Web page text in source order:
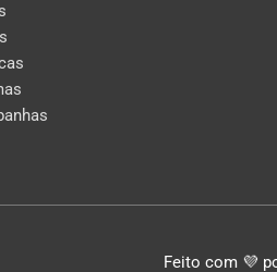
Feito com 💜